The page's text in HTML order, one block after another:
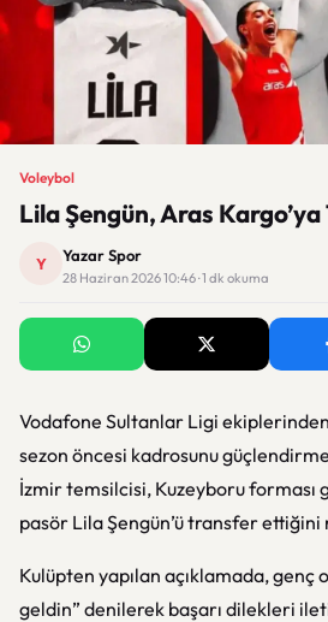
Voleybol
Lila Şengün, Aras
Y Yazar Spor
28 Haziran 2026 10:46 · 1 dk okuma
Vodafone Sultanlar Ligi
sezon öncesi kadrosunu
İzmir temsilcisi, Kuzeyboru forması
pasör Lila Şengün’ü transfer ettiğini
Kulüpten yapılan açıklamada, genç
geldin” denilerek başarı dilekleri